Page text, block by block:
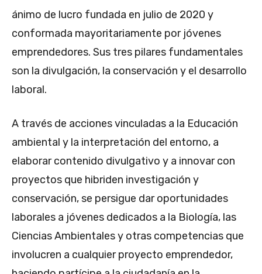
ánimo de lucro fundada en julio de 2020 y
conformada mayoritariamente por jóvenes
emprendedores. Sus tres pilares fundamentales
son la divulgación, la conservación y el desarrollo
laboral.
A través de acciones vinculadas a la Educación
ambiental y la interpretación del entorno, a
elaborar contenido divulgativo y a innovar con
proyectos que hibriden investigación y
conservación, se persigue dar oportunidades
laborales a jóvenes dedicados a la Biología, las
Ciencias Ambientales y otras competencias que
involucren a cualquier proyecto emprendedor,